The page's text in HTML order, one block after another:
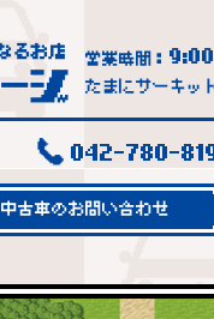
営業時間： 9:00
たまにサーキッ
042-780-
中古車のお問い合わせ